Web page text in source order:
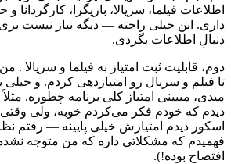
اطلاعات فیلما، سریالا، بازیگرا، کارگردانا و
داری. این خیلی راحته — دیگه نیاز نیست
دنبالِ اطلاعات بگردی.
تا فیلم و سریال رو امتیازدهی کردم. و خیلی
میدی، میبینی امتیاز کلی برنامه چطوره.
دیدم که خودم فکر می‌کردم خوبه، ولی
اسکور دیدم امتیازش خیلی پایینه — رفتم
فهمیدم که مشکلاتی داره که من متوجه نشده
افتضاح بوده!).